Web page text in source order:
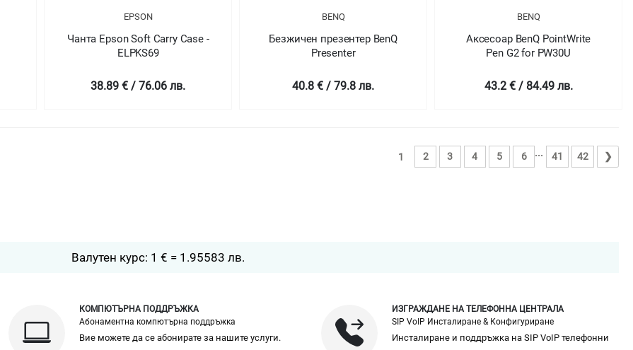
EPSON
Чанта Epson Soft Carry Case -
ELPKS69
38.89 € / 76.06 лв.
BENQ
Безжичен презентер BenQ
Presenter
40.8 € / 79.8 лв.
BENQ
Аксесоар BenQ PointWrite
Pen G2 for PW30U
43.2 € / 84.49 лв.
1 2 3 4 5 6 ... 41 42 ❯
Валутен курс: 1 € = 1.95583 лв.
КОМПЮТЪРНА ПОДДРЪЖКА
Абонаментна компютърна поддръжка
Вие можете да се абонирате за нашите услуги.
ИЗГРАЖДАНЕ НА ТЕЛЕФОННА ЦЕНТРАЛА
SIP VoIP Инсталиране & Конфигуриране
Инсталиране и поддръжка на SIP VoIP телефонни